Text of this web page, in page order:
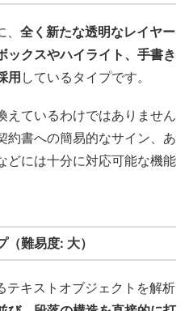
全く新たな透明なレイヤー
ックスやハイライト、手書き
用 しているタイプです。
えているわけではありません
約書への簡易的なサイン、あ
どには十分に対応可能な機能
難易度: 大）
テキストオブジェクトを解析